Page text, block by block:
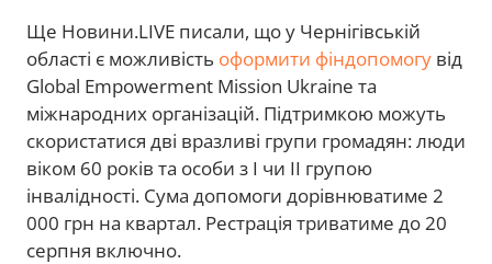
Ще Новини.LIVE писали, що у Чернігівській
області є можливість оформити фіндопомогу від
Global Empowerment Mission Ukraine та
міжнародних організацій. Підтримкою можуть
скористатися дві вразливі групи громадян: люди
віком 60 років та особи з І чи ІІ групою
інвалідності. Сума допомоги дорівнюватиме 2
000 грн на квартал. Рестрація триватиме до 20
серпня включно.